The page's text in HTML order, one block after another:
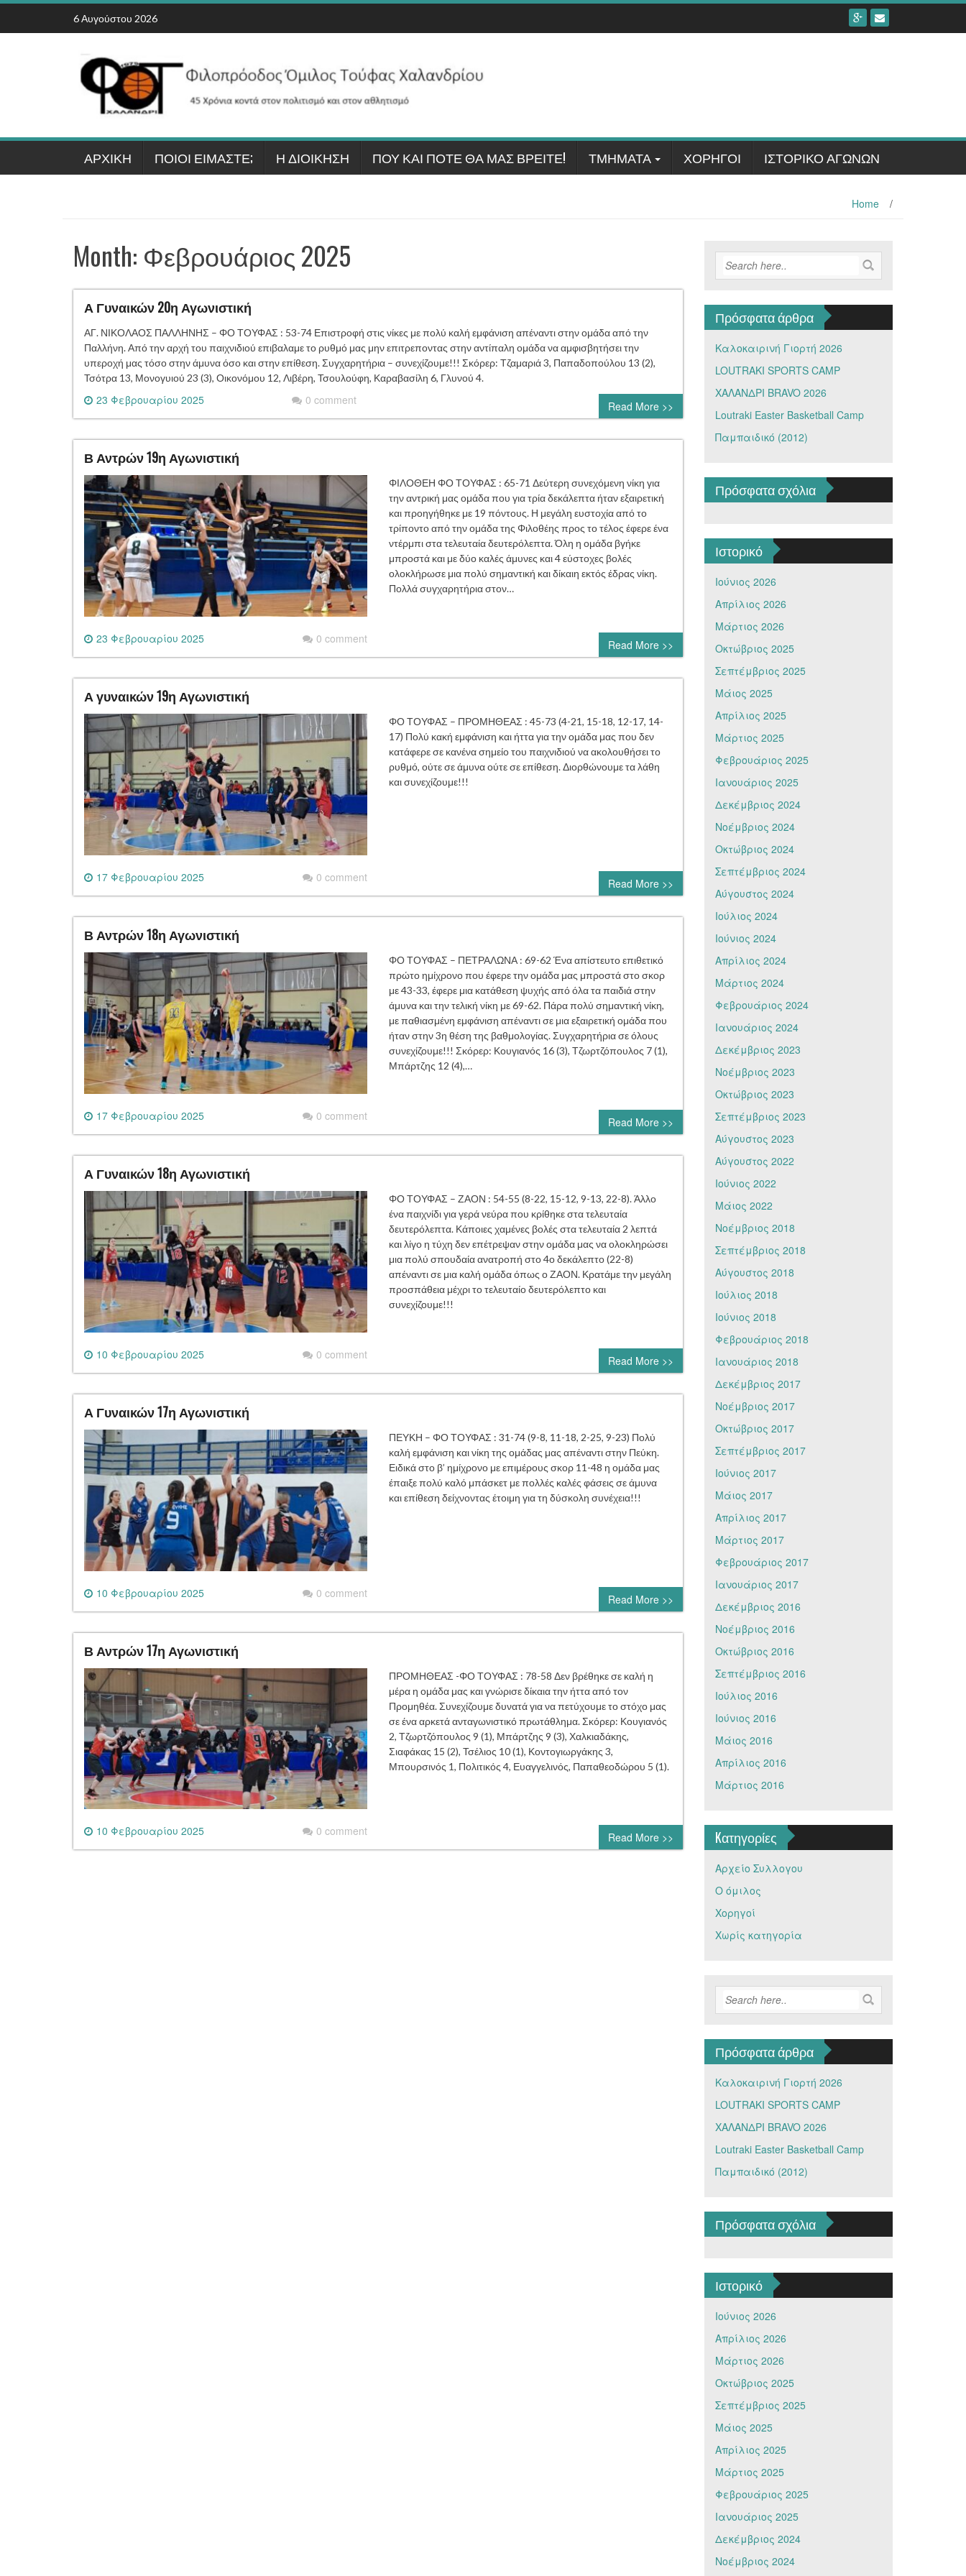
Skip
content
6 Αυγούστου 2026
ΑΡΧΙΚΉ ΠΟΙΟΙ ΕΊΜΑΣΤΕ; Η ΔΙΟΊΚΗΣΗ ΠΟΎ ΚΑΙ ΠΌΤΕ ΘΑ ΜΑΣ ΒΡΕΊΤΕ! ΤΜΉΜΑΤΑ ΧΟΡΗΓΟΊ ΙΣΤΟΡΙΚΟ ΑΓΩΝΩΝ
Home /
Month: Φεβρουάριος 2025
Α Γυναικών 20η Αγωνιστική
ΑΓ. ΝΙΚΟΛΑΟΣ ΠΑΛΛΗΝΗΣ – ΦΟ ΤΟΥΦΑΣ : 53-74 Επιστροφή στις νίκες με πολύ καλή εμφάνιση απέναντι στην ομάδα από την
Παλλήνη. Από την αρχή του παιχνιδιού επιβαλαμε το ρυθμό μας μην επιτρεποντας στην αντίπαλη ομάδα να αμφισβητήσει την
υπεροχή μας τόσο στην άμυνα όσο και στην επίθεση. Συγχαρητήρια – συνεχίζουμε!!! Σκόρερ: Τζαμαριά 3, Παπαδοπούλου 13 (2),
Τσότρα 13, Μονογυιού 23 (3), Οικονόμου 12, Λιβέρη, Τσουλούφη, Καραβασίλη 6, Γλυνού 4.
23 Φεβρουαρίου 2025 0 comment Read More >>
Β Αντρών 19η Αγωνιστική
23 Φεβρουαρίου 2025 0 comment
ΦΙΛΟΘΕΗ ΦΟ ΤΟΥΦΑΣ : 65-71 Δεύτερη συνεχόμενη νίκη για
την αντρική μας ομάδα που για τρία δεκάλεπτα ήταν εξαιρετική
και προηγήθηκε με 19 πόντους. Η μεγάλη ευστοχία από το
τρίποντο από την ομάδα της Φιλοθέης προς το τέλος έφερε ένα
ντέρμπι στα τελευταία δευτερόλεπτα. Όλη η ομάδα βγήκε
μπροστά και με δύο καλές άμυνες και 4 εύστοχες βολές
ολοκλήρωσε μια πολύ σημαντική και δίκαιη εκτός έδρας νίκη.
Πολλά συγχαρητήρια στον…
Read More >>
Α γυναικών 19η Αγωνιστική
17 Φεβρουαρίου 2025 0 comment
ΦΟ ΤΟΥΦΑΣ – ΠΡΟΜΗΘΕΑΣ : 45-73 (4-21, 15-18, 12-17, 14-
17) Πολύ κακή εμφάνιση και ήττα για την ομάδα μας που δεν
κατάφερε σε κανένα σημείο του παιχνιδιού να ακολουθήσει το
ρυθμό, ούτε σε άμυνα ούτε σε επίθεση. Διορθώνουμε τα λάθη
και συνεχίζουμε!!!
Read More >>
Β Αντρών 18η Αγωνιστική
17 Φεβρουαρίου 2025 0 comment
ΦΟ ΤΟΥΦΑΣ – ΠΕΤΡΑΛΩΝΑ : 69-62 Ένα απίστευτο επιθετικό
πρώτο ημίχρονο που έφερε την ομάδα μας μπροστά στο σκορ
με 43-33, έφερε μια κατάθεση ψυχής από όλα τα παιδιά στην
άμυνα και την τελική νίκη με 69-62. Πάρα πολύ σημαντική νίκη,
με παθιασμένη εμφάνιση απέναντι σε μια εξαιρετική ομάδα που
ήταν στην 3η θέση της βαθμολογίας. Συγχαρητήρια σε όλους
συνεχίζουμε!!! Σκόρερ: Κουγιανός 16 (3), Τζωρτζόπουλος 7 (1),
Μπάρτζης 12 (4),…
Read More >>
Α Γυναικών 18η Αγωνιστική
10 Φεβρουαρίου 2025 0 comment
ΦΟ ΤΟΥΦΑΣ – ΖΑΟΝ : 54-55 (8-22, 15-12, 9-13, 22-8). Άλλο
ένα παιχνίδι για γερά νεύρα που κρίθηκε στα τελευταία
δευτερόλεπτα. Κάποιες χαμένες βολές στα τελευταία 2 λεπτά
και λίγο η τύχη δεν επέτρεψαν στην ομάδα μας να ολοκληρώσει
μια πολύ σπουδαία ανατροπή στο 4ο δεκάλεπτο (22-8)
απέναντι σε μια καλή ομάδα όπως ο ΖΑΟΝ. Κρατάμε την μεγάλη
προσπάθεια μέχρι το τελευταίο δευτερόλεπτο και
συνεχίζουμε!!!
Read More >>
Α Γυναικών 17η Αγωνιστική
10 Φεβρουαρίου 2025 0 comment
ΠΕΥΚΗ – ΦΟ ΤΟΥΦΑΣ : 31-74 (9-8, 11-18, 2-25, 9-23) Πολύ
καλή εμφάνιση και νίκη της ομάδας μας απέναντι στην Πεύκη.
Ειδικά στο β’ ημίχρονο με επιμέρους σκορ 11-48 η ομάδα μας
έπαιξε πολύ καλό μπάσκετ με πολλές καλές φάσεις σε άμυνα
και επίθεση δείχνοντας έτοιμη για τη δύσκολη συνέχεια!!!
Read More >>
Β Αντρών 17η Αγωνιστική
10 Φεβρουαρίου 2025 0 comment
ΠΡΟΜΗΘΕΑΣ -ΦΟ ΤΟΥΦΑΣ : 78-58 Δεν βρέθηκε σε καλή η
μέρα η ομάδα μας και γνώρισε δίκαια την ήττα από τον
Προμηθέα. Συνεχίζουμε δυνατά για να πετύχουμε το στόχο μας
σε ένα αρκετά ανταγωνιστικό πρωτάθλημα. Σκόρερ: Κουγιανός
2, Τζωρτζόπουλος 9 (1), Μπάρτζης 9 (3), Χαλκιαδάκης,
Σιαφάκας 15 (2), Τσέλιος 10 (1), Κοντογιωργάκης 3,
Μπουρσινός 1, Πολιτικός 4, Ευαγγελινός, Παπαθεοδώρου 5 (1).
Read More >>
Πρόσφατα άρθρα
Καλοκαιρινή Γιορτή 2026
LOUTRAKI SPORTS CAMP
ΧΑΛΑΝΔΡΙ BRAVO 2026
Loutraki Easter Basketball Camp
Παμπαιδικό (2012)
Πρόσφατα σχόλια
Ιστορικό
Ιούνιος 2026
Απρίλιος 2026
Μάρτιος 2026
Οκτώβριος 2025
Σεπτέμβριος 2025
Μάιος 2025
Απρίλιος 2025
Μάρτιος 2025
Φεβρουάριος 2025
Ιανουάριος 2025
Δεκέμβριος 2024
Νοέμβριος 2024
Οκτώβριος 2024
Σεπτέμβριος 2024
Αύγουστος 2024
Ιούλιος 2024
Ιούνιος 2024
Απρίλιος 2024
Μάρτιος 2024
Φεβρουάριος 2024
Ιανουάριος 2024
Δεκέμβριος 2023
Νοέμβριος 2023
Οκτώβριος 2023
Σεπτέμβριος 2023
Αύγουστος 2023
Αύγουστος 2022
Ιούνιος 2022
Μάιος 2022
Νοέμβριος 2018
Σεπτέμβριος 2018
Αύγουστος 2018
Ιούλιος 2018
Ιούνιος 2018
Φεβρουάριος 2018
Ιανουάριος 2018
Δεκέμβριος 2017
Νοέμβριος 2017
Οκτώβριος 2017
Σεπτέμβριος 2017
Ιούνιος 2017
Μάιος 2017
Απρίλιος 2017
Μάρτιος 2017
Φεβρουάριος 2017
Ιανουάριος 2017
Δεκέμβριος 2016
Νοέμβριος 2016
Οκτώβριος 2016
Σεπτέμβριος 2016
Ιούλιος 2016
Ιούνιος 2016
Μάιος 2016
Απρίλιος 2016
Μάρτιος 2016
Kατηγορίες
Αρχείο Συλλογου
Ο όμιλος
Χορηγοί
Χωρίς κατηγορία
Πρόσφατα άρθρα
Καλοκαιρινή Γιορτή 2026
LOUTRAKI SPORTS CAMP
ΧΑΛΑΝΔΡΙ BRAVO 2026
Loutraki Easter Basketball Camp
Παμπαιδικό (2012)
Πρόσφατα σχόλια
Ιστορικό
Ιούνιος 2026
Απρίλιος 2026
Μάρτιος 2026
Οκτώβριος 2025
Σεπτέμβριος 2025
Μάιος 2025
Απρίλιος 2025
Μάρτιος 2025
Φεβρουάριος 2025
Ιανουάριος 2025
Δεκέμβριος 2024
Νοέμβριος 2024